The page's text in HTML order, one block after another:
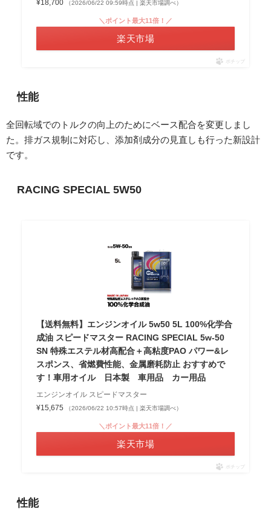
¥18,700
（2026/06/22 09:59時点 | 楽天市場調べ）
＼ポイント最大11倍！／
楽天市場
ポチップ
性能
全回転域でのトルクの向上のためにベース配合を変更しまし
た。排ガス規制に対応し、添加剤成分の見直しも行った新設計
です。
RACING SPECIAL 5W50
【送料無料】エンジンオイル 5w50 5L 100%化学合
成油 スピードマスター RACING SPECIAL 5w-50
SN 特殊エステル材高配合＋高粘度PAO パワー&レ
スポンス、省燃費性能、金属磨耗防止 おすすめで
す！車用オイル 日本製 車用品 カー用品
エンジンオイル スピードマスター
¥15,675
（2026/06/22 10:57時点 | 楽天市場調べ）
＼ポイント最大11倍！／
楽天市場
ポチップ
性能